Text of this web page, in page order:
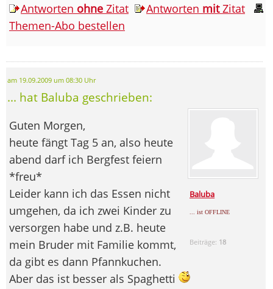
Antworten ohne Zitat Antworten mitZitat
Themen-Abo bestellen
am 19.09.2009 um 08:30 Uhr
... hat Baluba geschrieben:
Baluba
... ist OFFLINE
Beiträge: 18
Guten Morgen,
heute fängt Tag 5 an, also heute
abend darf ich Bergfest feiern
*freu*
Leider kann ich das Essen nicht
umgehen, da ich zwei Kinder zu
versorgen habe und z.B. heute
mein Bruder mit Familie kommt,
da gibt es dann Pfannkuchen.
Aber das ist besser als Spaghetti